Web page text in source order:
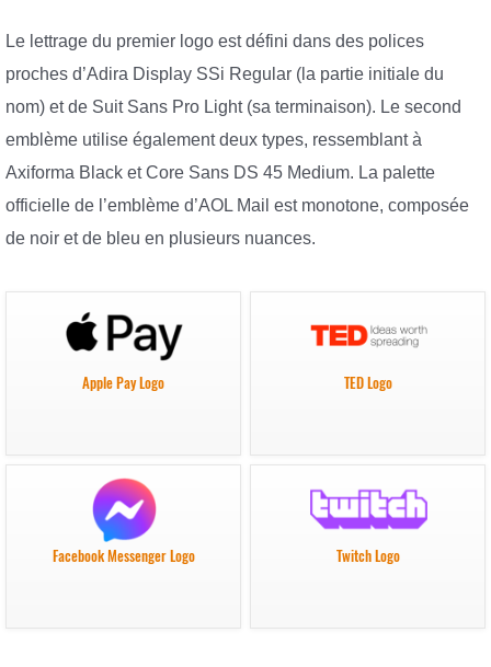
Le lettrage du premier logo est défini dans des polices
proches d’Adira Display SSi Regular (la partie initiale du
nom) et de Suit Sans Pro Light (sa terminaison). Le second
emblème utilise également deux types, ressemblant à
Axiforma Black et Core Sans DS 45 Medium. La palette
officielle de l’emblème d’AOL Mail est monotone, composée
de noir et de bleu en plusieurs nuances.
Apple Pay Logo TED Logo
Facebook Messenger Logo Twitch Logo